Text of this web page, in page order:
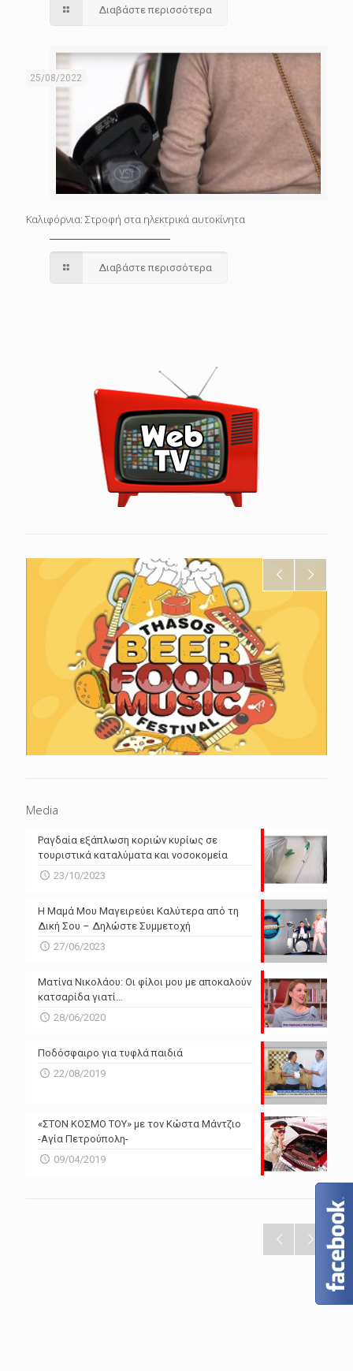
Διαβάστε περισσότερα
25/08/2022
Καλιφόρνια: Στροφή στα ηλεκτρικά αυτοκίνητα
Διαβάστε περισσότερα
Media
Ραγδαία εξάπλωση κοριών κυρίως σε
τουριστικά καταλύματα και νοσοκομεία
23/10/2023
Η Μαμά Μου Μαγειρεύει Καλύτερα από τη
Δική Σου – Δηλώστε Συμμετοχή
27/06/2023
Ματίνα Νικολάου: Οι φίλοι μου με αποκαλούν
κατσαρίδα γιατί…
28/06/2020
Ποδόσφαιρο για τυφλά παιδιά
22/08/2019
«ΣΤΟΝ ΚΟΣΜΟ ΤΟΥ» με τον Κώστα Μάντζιο
-Αγία Πετρούπολη-
09/04/2019